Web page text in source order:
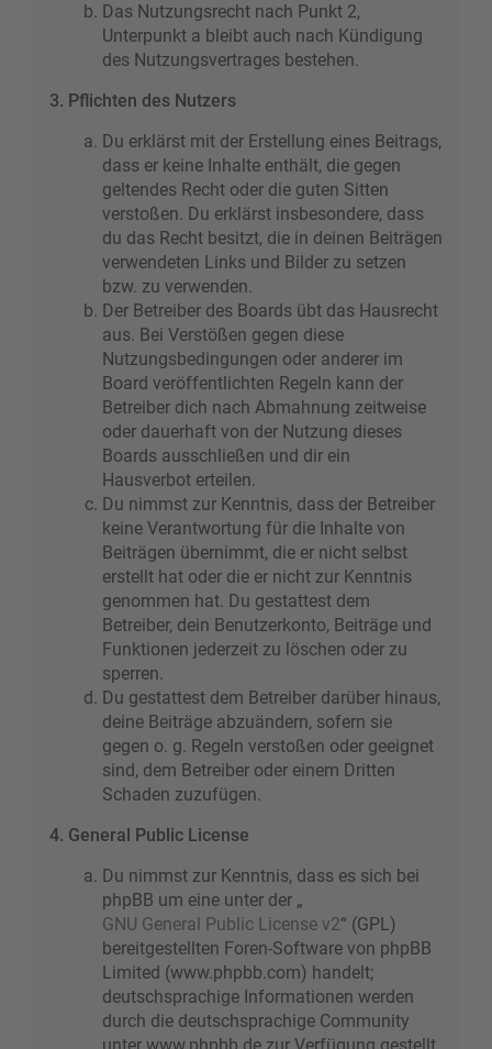
Das Nutzungsrecht nach Punkt 2,
Unterpunkt a bleibt auch nach Kündigung
des Nutzungsvertrages bestehen.
3. Pflichten des Nutzers
Du erklärst mit der Erstellung eines Beitrags,
dass er keine Inhalte enthält, die gegen
geltendes Recht oder die guten Sitten
verstoßen. Du erklärst insbesondere, dass
du das Recht besitzt, die in deinen Beiträgen
verwendeten Links und Bilder zu setzen
bzw. zu verwenden.
Der Betreiber des Boards übt das Hausrecht
aus. Bei Verstößen gegen diese
Nutzungsbedingungen oder anderer im
Board veröffentlichten Regeln kann der
Betreiber dich nach Abmahnung zeitweise
oder dauerhaft von der Nutzung dieses
Boards ausschließen und dir ein
Hausverbot erteilen.
Du nimmst zur Kenntnis, dass der Betreiber
keine Verantwortung für die Inhalte von
Beiträgen übernimmt, die er nicht selbst
erstellt hat oder die er nicht zur Kenntnis
genommen hat. Du gestattest dem
Betreiber, dein Benutzerkonto, Beiträge und
Funktionen jederzeit zu löschen oder zu
sperren.
Du gestattest dem Betreiber darüber hinaus,
deine Beiträge abzuändern, sofern sie
gegen o. g. Regeln verstoßen oder geeignet
sind, dem Betreiber oder einem Dritten
Schaden zuzufügen.
4. General Public License
Du nimmst zur Kenntnis, dass es sich bei
phpBB um eine unter der „
GNU General Public License v2“ (GPL)
bereitgestellten Foren-Software von phpBB
Limited (www.phpbb.com) handelt;
deutschsprachige Informationen werden
durch die deutschsprachige Community